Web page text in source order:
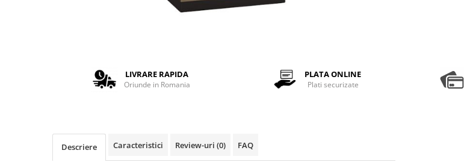
Pliculete Zahar si Miere
Stabilizatoare tensiune
LIVRARE RAPIDA
Oriunde in Romania
PLATA ONLINE
Plati securizate
Descriere Caracteristici Review-uri (0) FAQ